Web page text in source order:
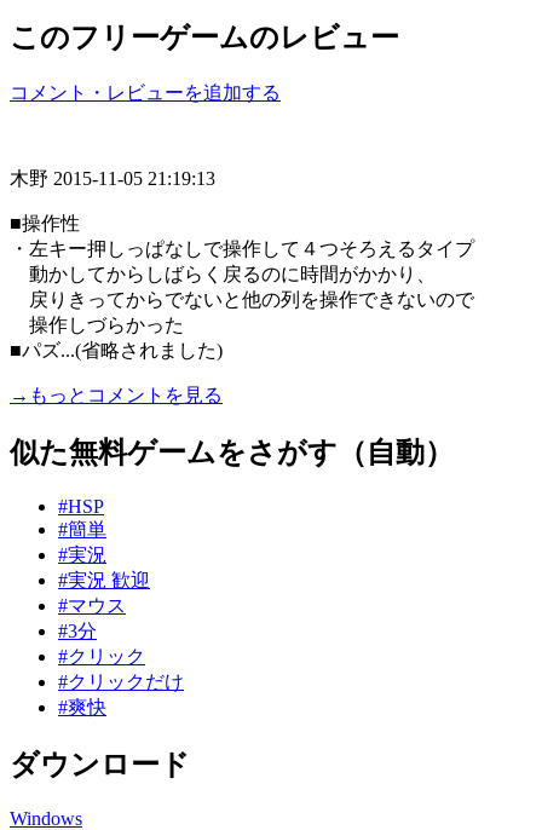
このフリーゲームのレビュー
コメント・レビューを追加する
木野 2015-11-05 21:19:13
■操作性
・左キー押しっぱなしで操作して４つそろえるタイプ
動かしてからしばらく戻るのに時間がかかり、
戻りきってからでないと他の列を操作できないので
操作しづらかった
■パズ...(省略されました)
→もっとコメントを見る
似た無料ゲームをさがす（自動）
#HSP
#簡単
#実況
#実況 歓迎
#マウス
#3分
#クリック
#クリックだけ
#爽快
ダウンロード
Windows